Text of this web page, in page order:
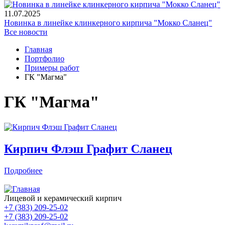
11.07.2025
Новинка в линейке клинкерного кирпича "Мокко Сланец"
Все новости
Главная
Портфолио
Примеры работ
ГК "Магма"
ГК "Магма"
Кирпич Флэш Графит Сланец
Подробнее
Лицевой и керамический кирпич
+7 (383) 209-25-02
+7 (383) 209-25-02